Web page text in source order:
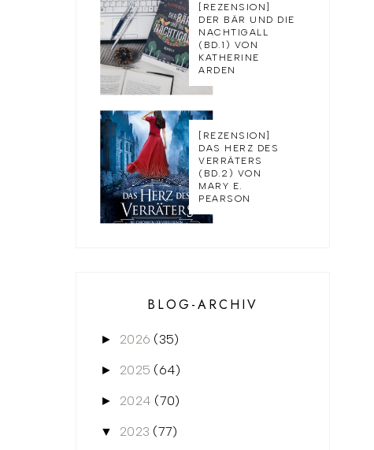
[REZENSION]
DER BÄR UND DIE
NACHTIGALL
(BD.1) VON
KATHERINE
ARDEN
[REZENSION]
DAS HERZ DES
VERRÄTERS
(BD.2) VON
MARY E.
PEARSON
BLOG-ARCHIV
► 2026 (35)
► 2025 (64)
► 2024 (70)
▼ 2023 (77)